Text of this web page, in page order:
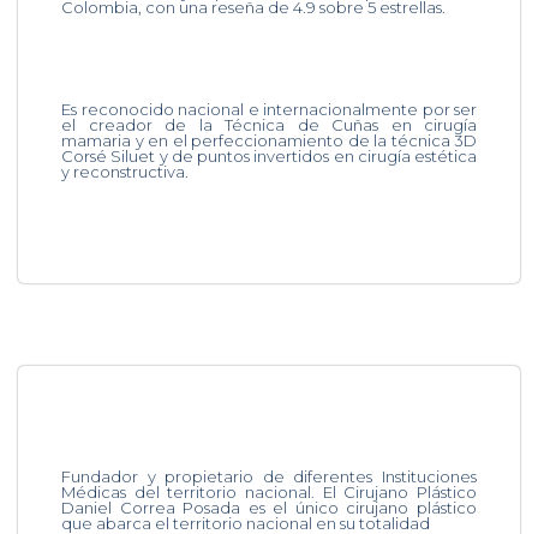
Colombia, con una reseña de 4.9 sobre 5 estrellas.
Es reconocido nacional e internacionalmente por ser
el creador de la Técnica de Cuñas en cirugía
mamaria y en el perfeccionamiento de la técnica 3D
Corsé Siluet y de puntos invertidos en cirugía estética
y reconstructiva.
Fundador y propietario de diferentes Instituciones
Médicas del territorio nacional. El Cirujano Plástico
Daniel Correa Posada es el único cirujano plástico
que abarca el territorio nacional en su totalidad